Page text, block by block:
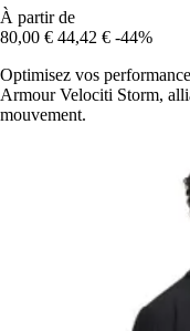
À partir de
80,00 € 44,42 € -44%
Optimisez vos
Armour Velociti Storm,
mouvement.